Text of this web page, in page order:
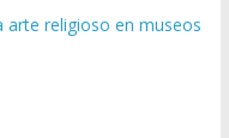
arte religioso en museos